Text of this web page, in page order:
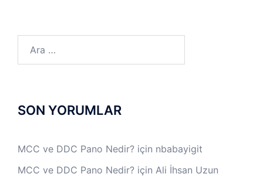
SON YORUMLAR
MCC ve DDC Pano Nedir? için nbabayigit
MCC ve DDC Pano Nedir? için Ali İhsan Uzun